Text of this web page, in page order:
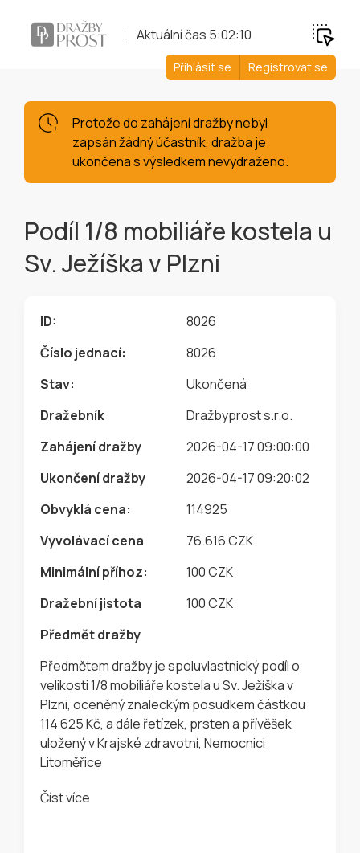
Aktuální čas 5:02:10
Přihlásit se Registrovat se
Protože do zahájení dražby nebyl
zapsán žádný účastník, dražba je
ukončena s výsledkem nevydraženo.
Podíl 1/8 mobiliáře kostela u
Sv. Ježíška v Plzni
ID:
8026
Číslo jednací:
8026
Stav:
Ukončená
Dražebník
Dražbyprost s.r.o.
Zahájení dražby
2026-04-17 09:00:00
Ukončení dražby
2026-04-17 09:20:02
Obvyklá cena:
114925
Vyvolávací cena
76.616 CZK
Minimální příhoz:
100 CZK
Dražební jistota
100 CZK
Předmět dražby
Předmětem dražby je spoluvlastnický podíl o
velikosti 1/8 mobiliáře kostela u Sv. Ježíška v
Plzni, oceněný znaleckým posudkem částkou
114 625 Kč, a dále řetízek, prsten a přívěšek
uložený v Krajské zdravotní, Nemocnici
Litoměřice
Číst více